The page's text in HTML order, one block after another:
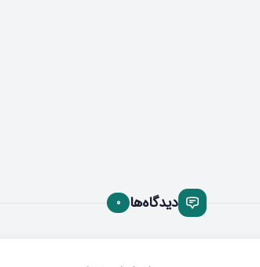
دیدگاه‌ها 0